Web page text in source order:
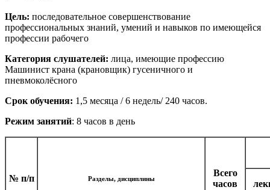
Цель: последовательное совершенствование
профессиональных знаний, умений и навыков по имеющейся
профессии рабочего
Категория слушателей: лица, имеющие профессию
Машинист крана (крановщик) гусеничного и
пневмоколёсного
Срок обучения: 1,5 месяца / 6 недель/ 240 часов.
Режим занятий: 8 часов в день
№ п/п Разделы, дисциплины
Всего
часов